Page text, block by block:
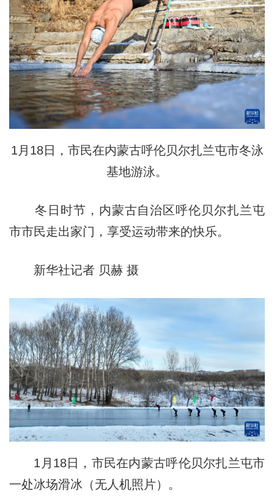
1月18日，市民在内蒙古呼伦贝尔扎兰屯市冬泳
基地游泳。
冬日时节，内蒙古自治区呼伦贝尔扎兰屯
市市民走出家门，享受运动带来的快乐。
新华社记者 贝赫 摄
1月18日，市民在内蒙古呼伦贝尔扎兰屯市
一处冰场滑冰（无人机照片）。